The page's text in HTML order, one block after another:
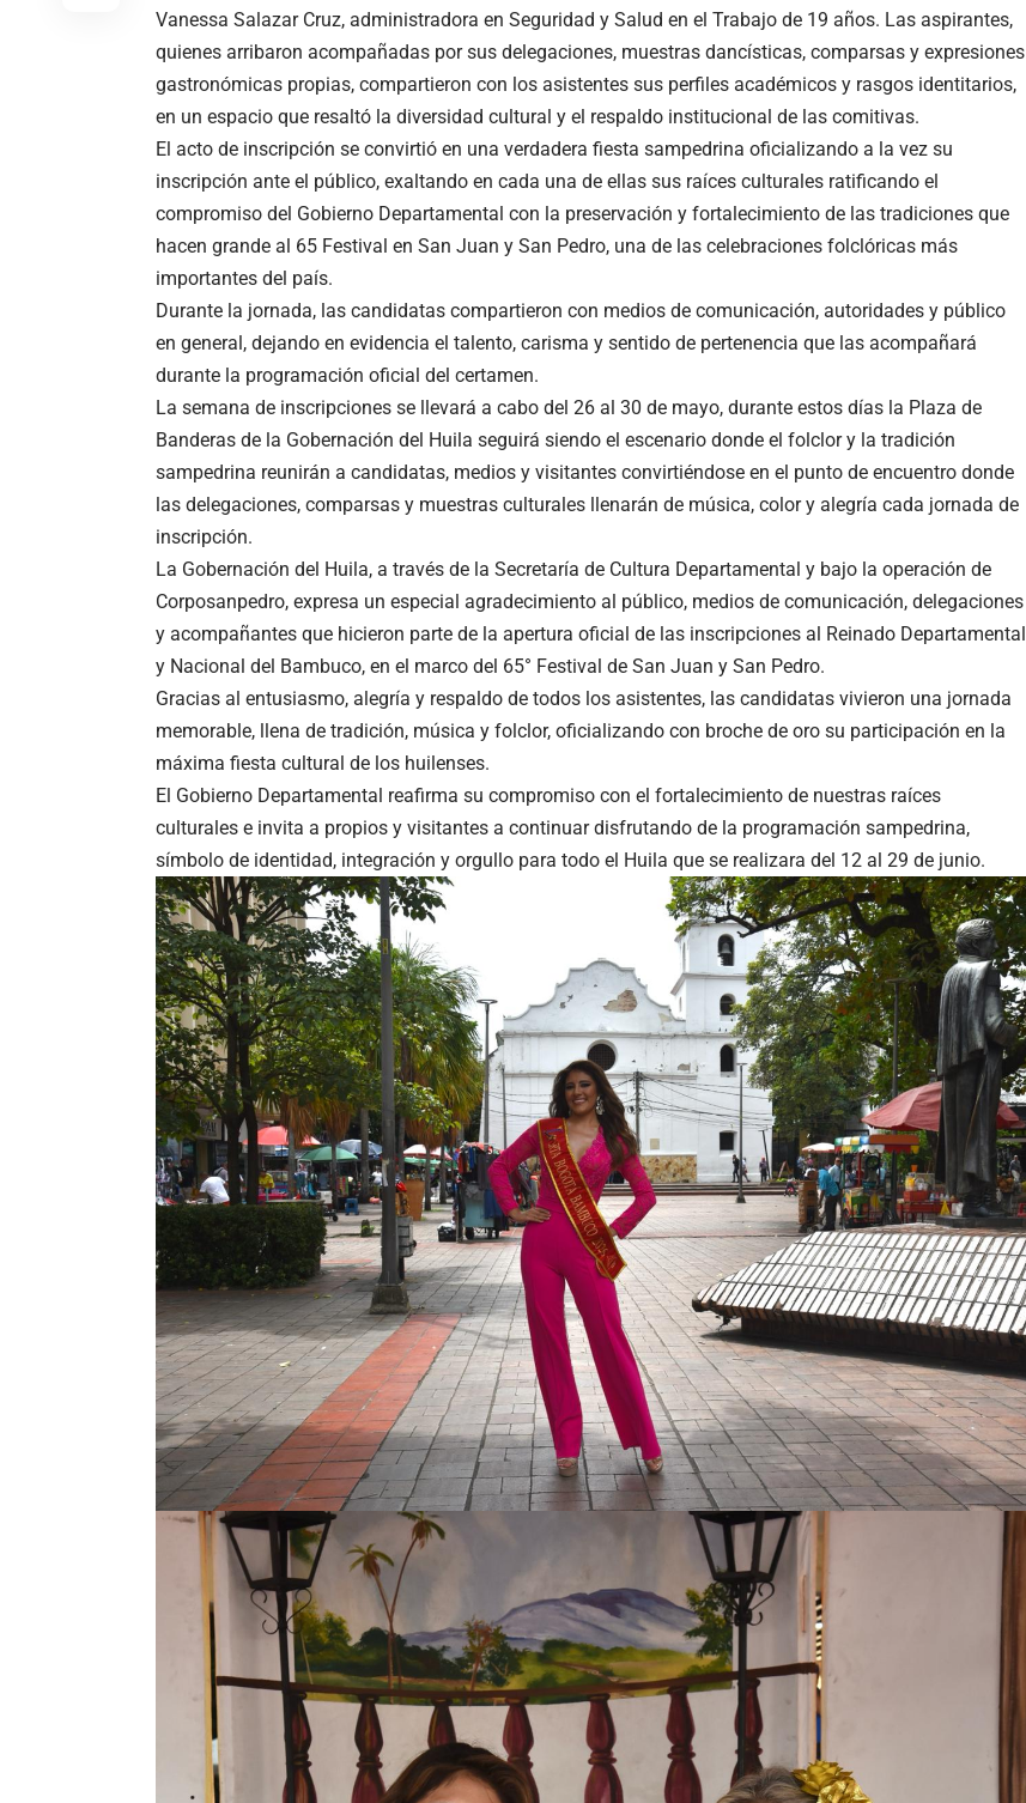
Vanessa Salazar Cruz, administradora en Seguridad y Salud en el Trabajo de 19 años. Las aspirantes,
quienes arribaron acompañadas por sus delegaciones, muestras dancísticas, comparsas y expresiones
gastronómicas propias, compartieron con los asistentes sus perfiles académicos y rasgos identitarios,
en un espacio que resaltó la diversidad cultural y el respaldo institucional de las comitivas.
El acto de inscripción se convirtió en una verdadera fiesta sampedrina oficializando a la vez su
inscripción ante el público, exaltando en cada una de ellas sus raíces culturales ratificando el
compromiso del Gobierno Departamental con la preservación y fortalecimiento de las tradiciones que
hacen grande al 65 Festival en San Juan y San Pedro, una de las celebraciones folclóricas más
importantes del país.
Durante la jornada, las candidatas compartieron con medios de comunicación, autoridades y público
en general, dejando en evidencia el talento, carisma y sentido de pertenencia que las acompañará
durante la programación oficial del certamen.
La semana de inscripciones se llevará a cabo del 26 al 30 de mayo, durante estos días la Plaza de
Banderas de la Gobernación del Huila seguirá siendo el escenario donde el folclor y la tradición
sampedrina reunirán a candidatas, medios y visitantes convirtiéndose en el punto de encuentro donde
las delegaciones, comparsas y muestras culturales llenarán de música, color y alegría cada jornada de
inscripción.
La Gobernación del Huila, a través de la Secretaría de Cultura Departamental y bajo la operación de
Corposanpedro, expresa un especial agradecimiento al público, medios de comunicación, delegaciones
y acompañantes que hicieron parte de la apertura oficial de las inscripciones al Reinado Departamental
y Nacional del Bambuco, en el marco del 65° Festival de San Juan y San Pedro.
Gracias al entusiasmo, alegría y respaldo de todos los asistentes, las candidatas vivieron una jornada
memorable, llena de tradición, música y folclor, oficializando con broche de oro su participación en la
máxima fiesta cultural de los huilenses.
El Gobierno Departamental reafirma su compromiso con el fortalecimiento de nuestras raíces
culturales e invita a propios y visitantes a continuar disfrutando de la programación sampedrina,
símbolo de identidad, integración y orgullo para todo el Huila que se realizara del 12 al 29 de junio.